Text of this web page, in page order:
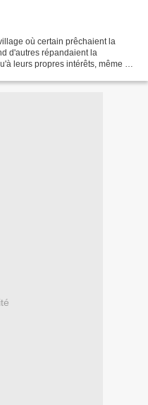
où certain prêchaient la
d'autres répandaient la
leurs propres intérêts, même si